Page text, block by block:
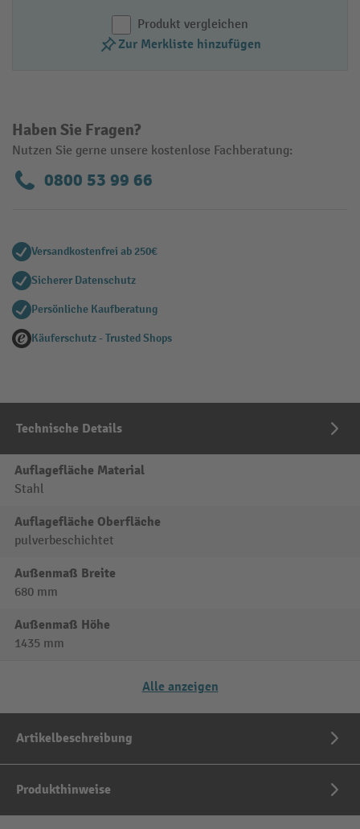
Produkt vergleichen
Zur Merkliste hinzufügen
Haben Sie Fragen?
Nutzen Sie gerne unsere kostenlose Fachberatung:
0800 53 99 66
Versandkostenfrei ab 250€
Sicherer Datenschutz
Persönliche Kaufberatung
Käuferschutz - Trusted Shops
Technische Details
Auflagefläche Material
Stahl
Auflagefläche Oberfläche
pulverbeschichtet
Außenmaß Breite
680 mm
Außenmaß Höhe
1435 mm
Alle anzeigen
Artikelbeschreibung
Produkthinweise